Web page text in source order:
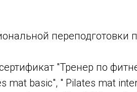
переподготовки
"Тренер по
mat basic", " Pilates mat